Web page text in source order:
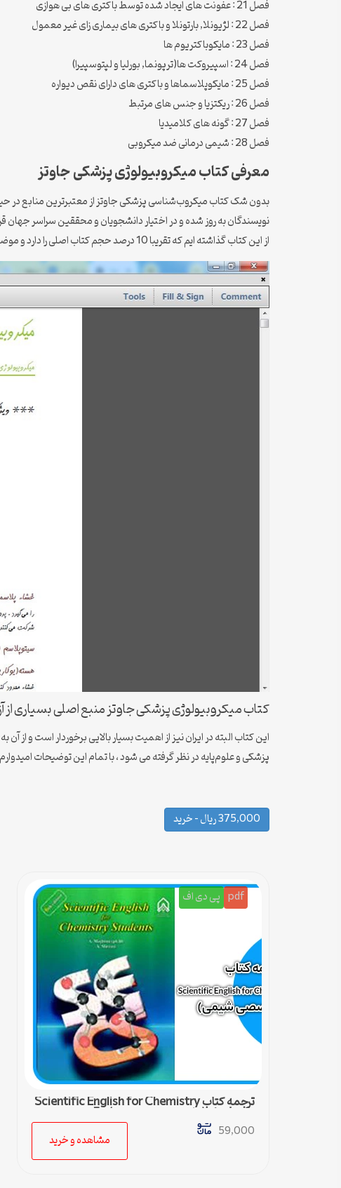
فصل 21 : عفونت های ایجاد شده توسط باکتری های بی هوازی
فصل 22 : لژیونلا, بارتونلا و باکتری های بیماری زای غیر معمول
فصل 23 : مایکوباکتریوم ها
فصل 24 : اسپیروکت ها(ترپونما, بورلیا و لپتوسپیرا)
فصل 25 : مایکوپلاسماها و باکتری های دارای نقص دیواره
فصل 26 : ریکتزیا و جنس های مرتبط
فصل 27 : گونه های کلامیدیا
فصل 28 : شیمی درمانی ضد میکروبی
معرفی کتاب میکروبیولوژی پزشکی جاوتز
بدون شک کتاب میکروب‌شناسی پزشکی جاوتز از معتبرترین منابع در
نویسندگان به روز شده و در اختیار دانشجویان و محققین سراسر جهان
از این کتاب گذاشته ایم که تقریبا 10 درصد حجم کتاب اصلی را دارد و موضوعات اصلی و مهم آن را در بر می گیرد .
کتاب میکروبیولوژی پزشکی جاوتز منبع اصلی بسیاری از
این کتاب البته در ایران نیز از اهمیت بسیار بالایی برخوردار است و
پزشکی و علوم‌پایه در نظر گرفته می شود ، با تمام این توضیحات
375,000 ریال – خرید
pdf پی دی اف
ترجمه کتاب Scientific English for Chemistry
students (زبان تخصصی شیمی) – 5
59,000
مشاهده و خرید